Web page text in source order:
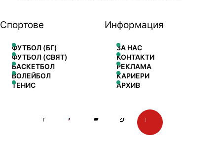
Спортове
ФУТБОЛ (БГ)
ФУТБОЛ (СВЯТ)
БАСКЕТБОЛ
ВОЛЕЙБОЛ
ТЕНИС
Информация
ЗА НАС
КОНТАКТИ
РЕКЛАМА
КАРИЕРИ
АРХИВ